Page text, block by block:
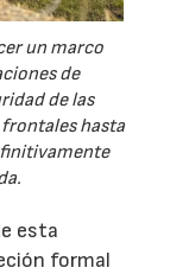
un marco
de
de las
hasta
esta
formal